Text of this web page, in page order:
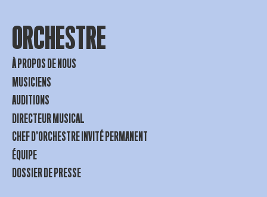
ORCHESTRE
À PROPOS DE NOUS
MUSICIENS
AUDITIONS
DIRECTEUR MUSICAL
CHEF D’ORCHESTRE INVITÉ PERMANENT
ÉQUIPE
DOSSIER DE PRESSE